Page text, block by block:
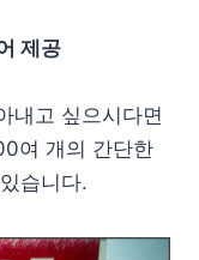
제공
내고 싶으시다면
여 개의 간단한
습니다.